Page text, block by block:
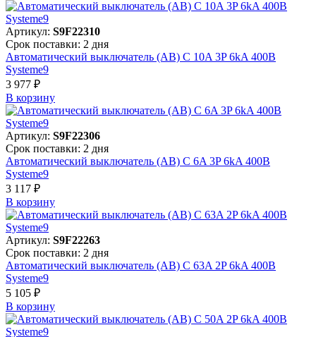
Артикул: S9F22310
Срок поставки: 2 дня
Автоматический выключатель (АВ) C 10A 3P 6kA 400В
Systeme9
3 977 ₽
В корзинy
Артикул: S9F22306
Срок поставки: 2 дня
Автоматический выключатель (АВ) C 6A 3P 6kA 400В
Systeme9
3 117 ₽
В корзинy
Артикул: S9F22263
Срок поставки: 2 дня
Автоматический выключатель (АВ) C 63A 2P 6kA 400В
Systeme9
5 105 ₽
В корзинy